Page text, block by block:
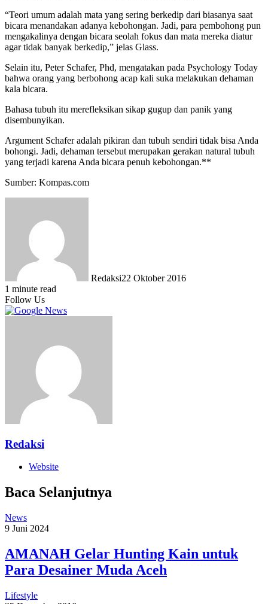
“Teori umum adalah mata yang sering berkedip dari biasanya saat
bicara menandakan adanya kebohongan. Jadi, para pembohong pun
mengakalinya dengan bicara seolah fokus dan mata mereka diatur
agar tidak banyak berkedip,” jelas Glass.
Selain itu, Peter Schafer, Phd, mengatakan pada Psychology Today
bahwa orang yang berbohong acap kali suka melakukan dehaman
kala bicara.
Bahasa tubuh itu merefleksikan sikap gugup dan panik yang
disembunyikan.
Argument Schafer adalah pikiran dan tubuh sendiri tidak bisa Anda
bohongi. Jadi, dehaman tersebut merupakan gerakan natural tubuh
yang terjadi karena Anda bicara penuh kebohongan.**
Sumber: Kompas.com
Redaksi22 Oktober 2016
1 minute read
Follow Us
Redaksi
Website
Baca Selanjutnya
News
9 Juni 2024
AMANAH Gelar Hunting Kain untuk
Para Desainer Muda Aceh
Lifestyle